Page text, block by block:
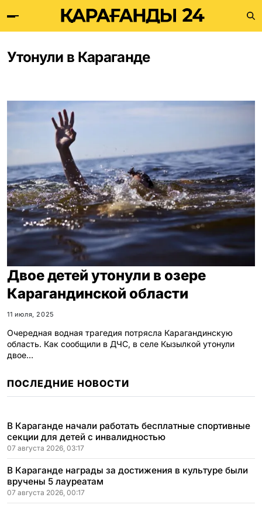
Утонули в Караганде
Двое детей утонули в озере
Карагандинской области
11 июля, 2025
Очередная водная трагедия потрясла Карагандинскую
область. Как сообщили в ДЧС, в селе Кызылкой утонули
двое…
ПОСЛЕДНИЕ НОВОСТИ
В Караганде начали работать бесплатные спортивные
секции для детей с инвалидностью
07 августа 2026, 03:17
В Караганде награды за достижения в культуре были
вручены 5 лауреатам
07 августа 2026, 00:17